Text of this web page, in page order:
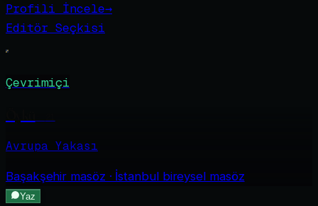
Profili İncele→
Editör Seçkisi
Çevrimiçi
Avrupa Yakası
Başakşehir masöz · İstanbul bireysel masöz
Yaz